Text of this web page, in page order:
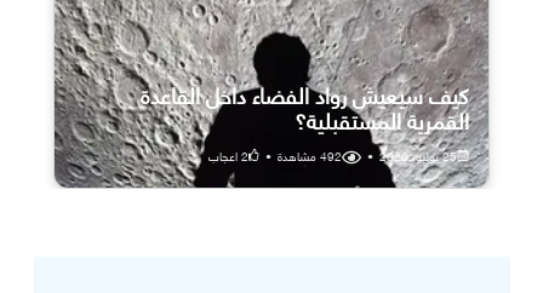
كيف سيعيش رواد الفضاء داخل القاعدة
القمرية المستقبلية؟
25 يوليو، 2026 •
492مشاهدة •
2اعجاب